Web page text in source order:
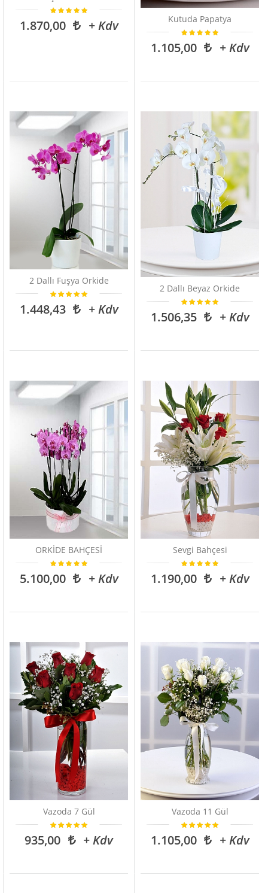
1.870,00 + Kdv Kutuda Papatya
1.105,00 + Kdv
2 Dallı Fuşya Orkide
1.448,43 + Kdv
2 Dallı Beyaz Orkide
1.506,35 + Kdv
ORKİDE BAHÇESİ
5.100,00 + Kdv
Sevgi Bahçesi
1.190,00 + Kdv
Vazoda 7 Gül
935,00 + Kdv
Vazoda 11 Gül
1.105,00 + Kdv